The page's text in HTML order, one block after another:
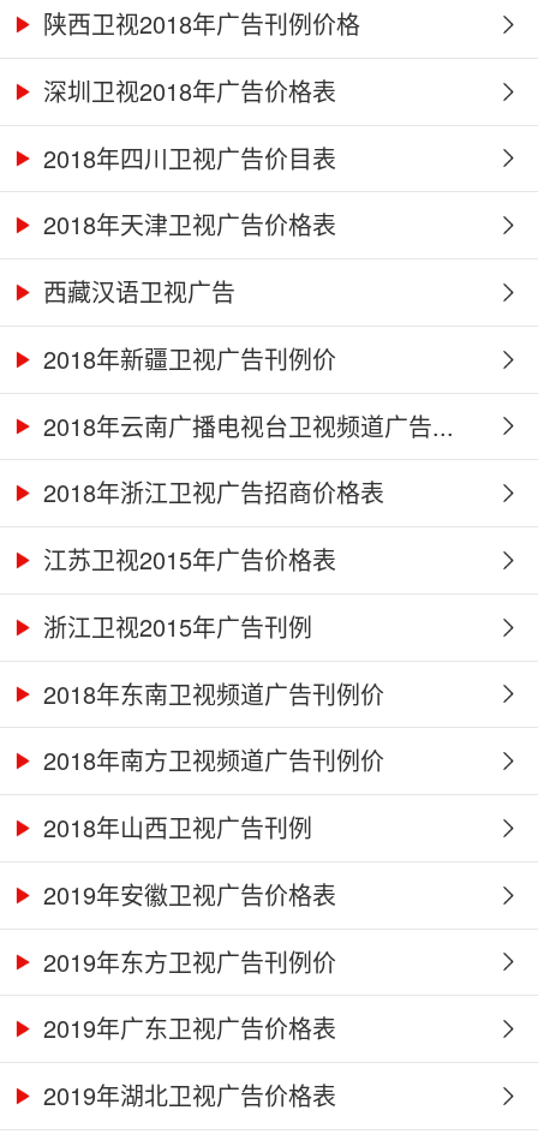
陕西卫视2018年广告刊例价格
深圳卫视2018年广告价格表
2018年四川卫视广告价目表
2018年天津卫视广告价格表
西藏汉语卫视广告
2018年新疆卫视广告刊例价
2018年云南广播电视台卫视频道广告...
2018年浙江卫视广告招商价格表
江苏卫视2015年广告价格表
浙江卫视2015年广告刊例
2018年东南卫视频道广告刊例价
2018年南方卫视频道广告刊例价
2018年山西卫视广告刊例
2019年安徽卫视广告价格表
2019年东方卫视广告刊例价
2019年广东卫视广告价格表
2019年湖北卫视广告价格表